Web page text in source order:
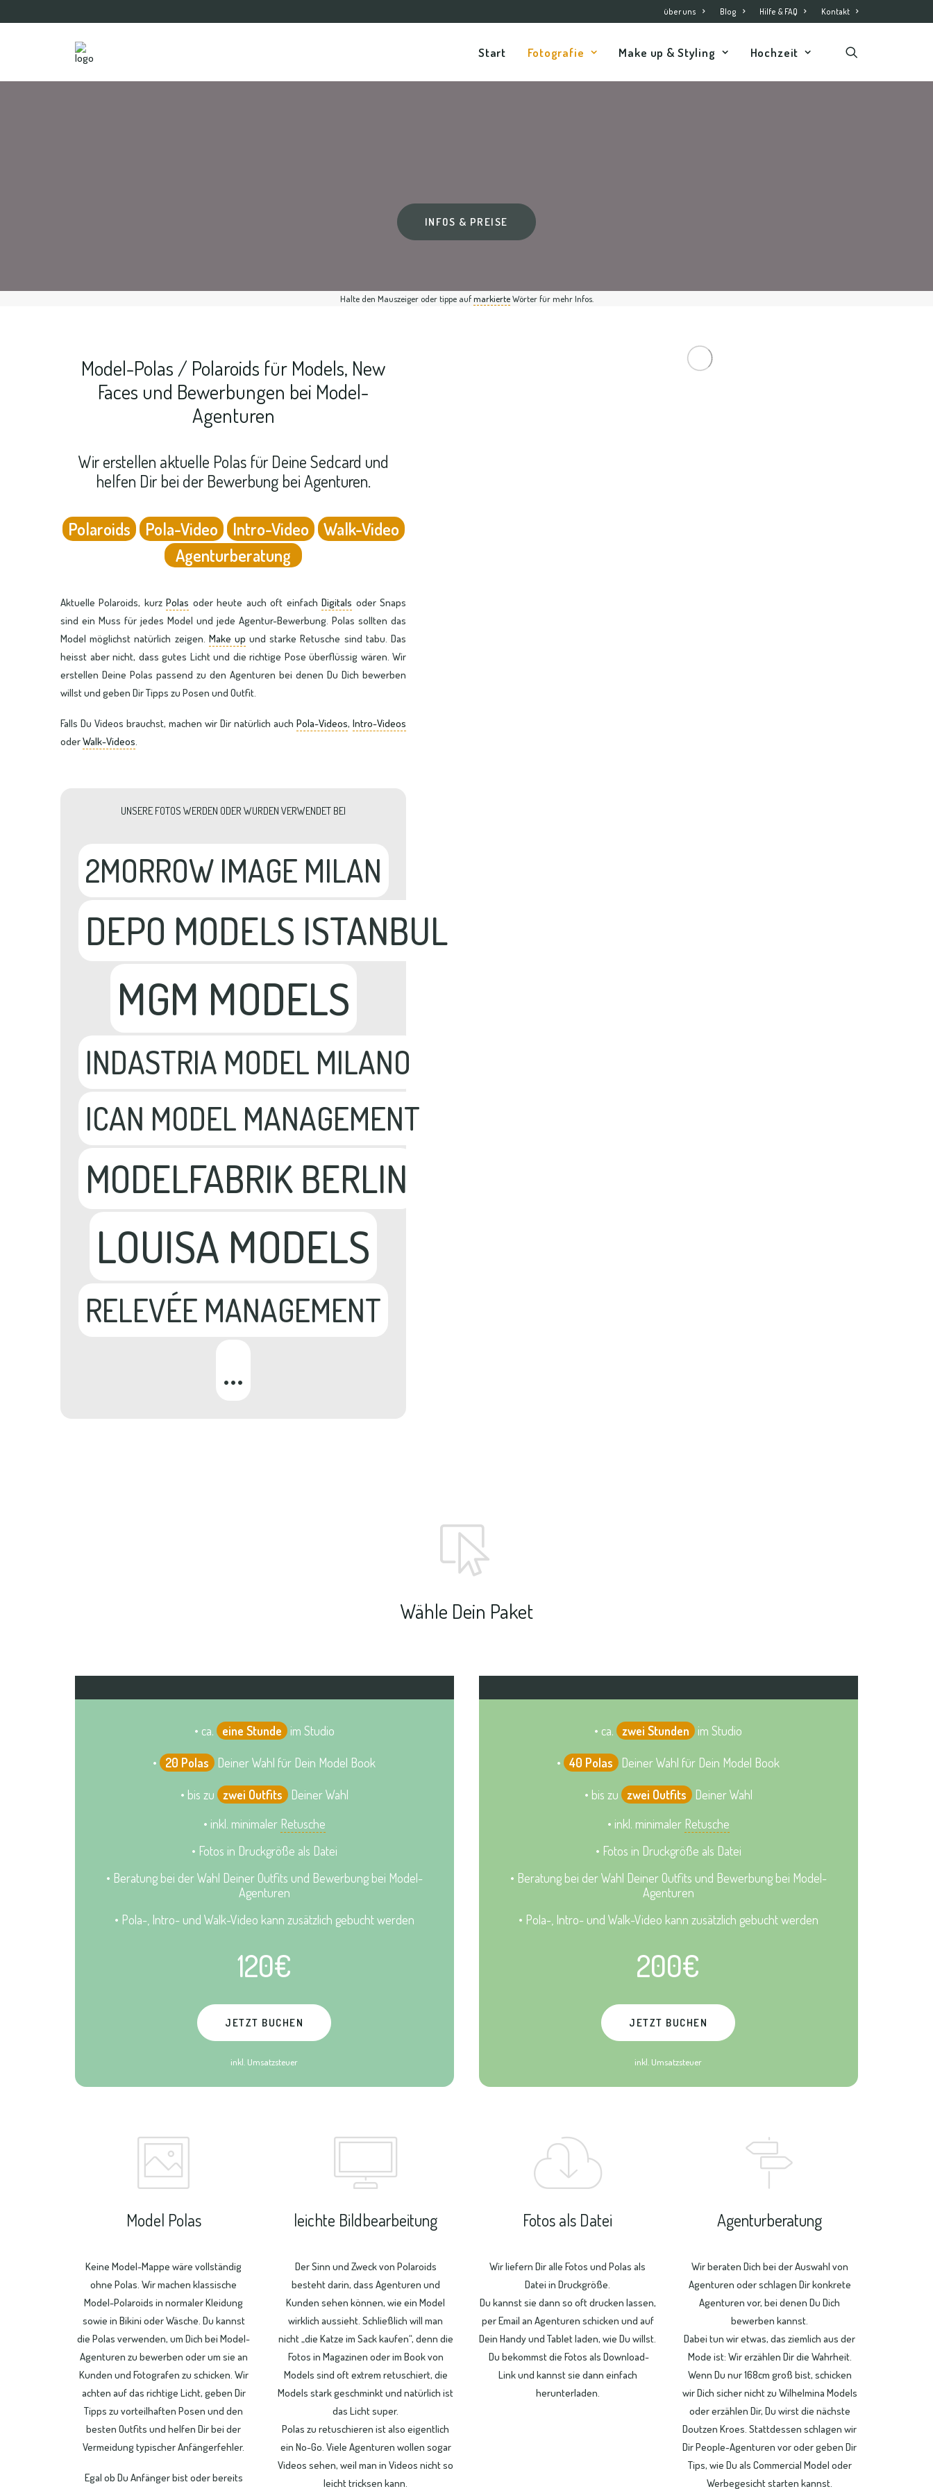
über uns Blog Hilfe & FAQ Kontakt
Start Fotografie Make up & Styling Hochzeit
INFOS & PREISE
Halte den Mauszeiger oder tippe aufmarkierteWörter für mehr Infos.
Model-Polas / Polaroids für Models, New
Faces und Bewerbungen bei Model-
Agenturen
Wir erstellen aktuelle Polas für Deine Sedcard und
helfen Dir bei der Bewerbung bei Agenturen.
Polaroids Pola-Video Intro-Video
Walk-Video
Agenturberatung
Aktuelle Polaroids, kurzPolas oder heute auch oft einfachDigitals oder Snaps
sind ein Muss für jedes Model und jede Agentur-Bewerbung. Polas sollten das
Model möglichst natürlich zeigen. Make up und starke Retusche sind tabu. Das
heisst aber nicht, dass gutes Licht und die richtige Pose überflüssig wären. Wir
erstellen Deine Polas passend zu den Agenturen bei denen Du Dich bewerben
willst und geben Dir Tipps zu Posen und Outfit.
Falls Du Videos brauchst, machen wir Dir natürlich auch Pola-Videos, Intro-Videos
oderWalk-Videos.
UNSERE FOTOS WERDEN ODER WURDEN VERWENDET BEI
2MORROW IMAGE MILAN
DEPO MODELS ISTANBUL
MGM MODELS
INDASTRIA MODEL MILANO
ICAN MODEL MANAGEMENT
MODELFABRIK BERLIN
LOUISA MODELS
RELEVÉE MANAGEMENT
…
Wähle Dein Paket
• ca. eine Stunde im Studio
• 20 Polas Deiner Wahl für Dein Model Book
• bis zu zwei Outfits Deiner Wahl
• inkl. minimaler Retusche
• Fotos in Druckgröße als Datei
• Beratung bei der Wahl Deiner Outfits und Bewerbung bei Model-
Agenturen
• Pola-, Intro- und Walk-Video kann zusätzlich gebucht werden
120€
JETZT BUCHEN
inkl. Umsatzsteuer
• ca. zwei Stunden im Studio
• 40 Polas Deiner Wahl für Dein Model Book
• bis zu zwei Outfits Deiner Wahl
• inkl. minimaler Retusche
• Fotos in Druckgröße als Datei
• Beratung bei der Wahl Deiner Outfits und Bewerbung bei Model-
Agenturen
• Pola-, Intro- und Walk-Video kann zusätzlich gebucht werden
200€
JETZT BUCHEN
inkl. Umsatzsteuer
Model Polas
Keine Model-Mappe wäre vollständig
ohne Polas. Wir machen klassische
Model-Polaroids in normaler Kleidung
sowie in Bikini oder Wäsche. Du kannst
die Polas verwenden, um Dich bei Model-
Agenturen zu bewerben oder um sie an
Kunden und Fotografen zu schicken. Wir
achten auf das richtige Licht, geben Dir
Tipps zu vorteilhaften Posen und den
besten Outfits und helfen Dir bei der
Vermeidung typischer Anfängerfehler.
Egal ob Du Anfänger bist oder bereits
leichte Bildbearbeitung
Der Sinn und Zweck von Polaroids
besteht darin, dass Agenturen und
Kunden sehen können, wie ein Model
wirklich aussieht. Schließlich will man
nicht „die Katze im Sack kaufen“, denn die
Fotos in Magazinen oder im Book von
Models sind oft extrem retuschiert, die
Models stark geschminkt und natürlich ist
das Licht super.
Polas zu retuschieren ist also eigentlich
ein No-Go. Viele Agenturen wollen sogar
Videos sehen, weil man in Videos nicht so
leicht tricksen kann.
Fotos als Datei
Wir liefern Dir alle Fotos und Polas als
Datei in Druckgröße.
Du kannst sie dann so oft drucken lassen,
per Email an Agenturen schicken und auf
Dein Handy und Tablet laden, wie Du willst.
Du bekommst die Fotos als Download-
Link und kannst sie dann einfach
herunterladen.
Agenturberatung
Wir beraten Dich bei der Auswahl von
Agenturen oder schlagen Dir konkrete
Agenturen vor, bei denen Du Dich
bewerben kannst.
Dabei tun wir etwas, das ziemlich aus der
Mode ist: Wir erzählen Dir die Wahrheit.
Wenn Du nur 168cm groß bist, schicken
wir Dich sicher nicht zu Wilhelmina Models
oder erzählen Dir, Du wirst die nächste
Doutzen Kroes. Stattdessen schlagen wir
Dir People-Agenturen vor oder geben Dir
Tips, wie Du als Commercial Model oder
Werbegesicht starten kannst.